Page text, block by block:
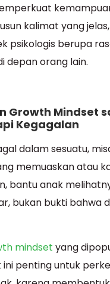
kalimat yang
psikologis berupa
depan orang lain.
Growth Mindset
Kegagalan
dalam sesuatu,
memuaskan atau
bantu anak
bukan bukti bahwa
mindset yang
ini penting untuk